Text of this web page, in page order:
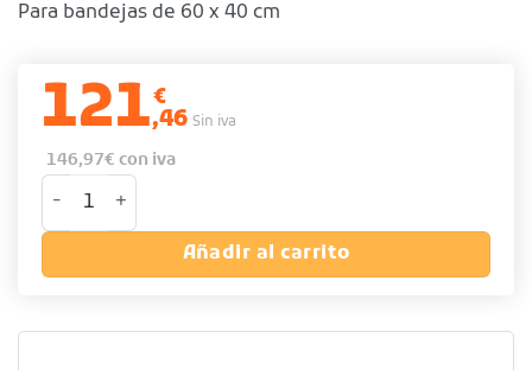
Para bandejas de 60 x 40 cm
121€
,46 Sin iva
146,97€ con iva
Carro pastelería para bandejas de 600 x 400 mm - 8
Añadir al carrito